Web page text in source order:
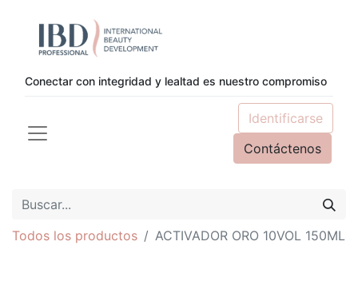
Conectar con integridad y lealtad es nuestro compromiso
Identificarse
Contáctenos
Todos los productos ACTIVADOR ORO 10VOL 150ML